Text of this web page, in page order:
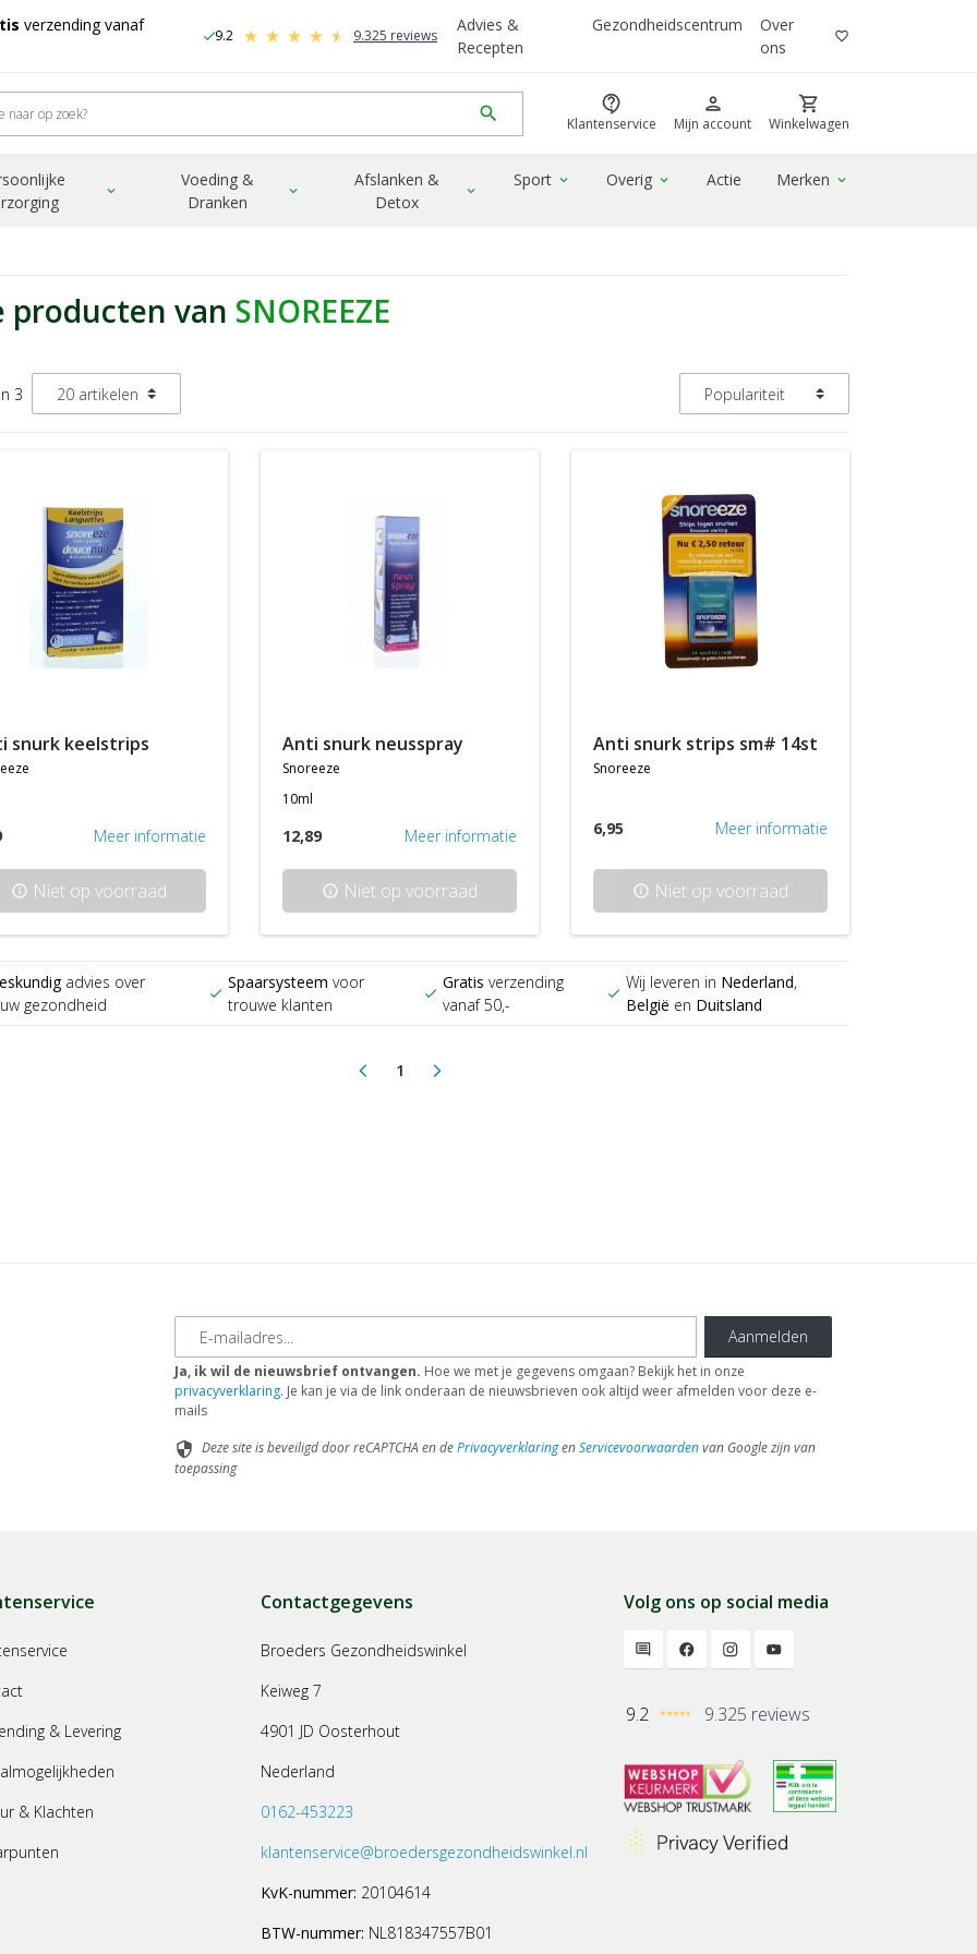
verzending vanaf
check9.2 9.325 reviews
Advies &
Recepten
Gezondheidscentrum
Over
ons
favorite_border
search contact_support
Klantenservice
person
Mijn account
shopping_cart
Winkelwagen
expand_more
Voeding &
Dranken
expand_more
Afslanken &
Detox
expand_more
Sport expand_more Overig expand_more Actie Merken expand_more
producten van SNOREEZE
3
snurk keelstrips
Meer informatie
info Niet op voorraad
anti snurk neusspray
snoreeze
10ml
12,89 Meer informatie
info Niet op voorraad
anti snurk strips sm# 14st
snoreeze
6,95 Meer informatie
info Niet op voorraad
advies over
gezondheid
check
Spaarsysteem voor
trouwe klanten
check
Gratis verzending
vanaf 50,-
check
Wij leveren in Nederland,
België en Duitsland
arrow_back_ios 1(current)
arrow_forward_ios
E-mailadres Aanmelden
Ja, ik wil de nieuwsbrief ontvangen. Hoe we met je gegevens omgaan? Bekijk het in onze
privacyverklaring. Je kan je via de link onderaan de nieuwsbrieven ook altijd weer afmelden voor deze e-
mails
security Deze site is beveiligd door reCAPTCHA en dePrivacyverklaringenServicevoorwaardenvan Google zijn van
toepassing
& Levering
& Klachten
Contactgegevens
Broeders Gezondheidswinkel
Keiweg 7
4901 JD Oosterhout
Nederland
0162-453223
klantenservice@broedersgezondheidswinkel.nl
KvK-nummer: 20104614
BTW-nummer: NL818347557B01
Volg ons op social media
9.2 9.325 reviews